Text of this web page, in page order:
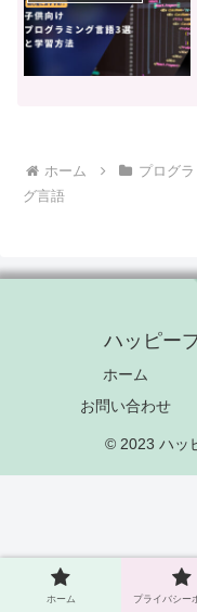
ホーム プログ
グ言語
ハッピー
ホーム
お問い合わせ
© 2023 ハッ
ホーム プライバシー